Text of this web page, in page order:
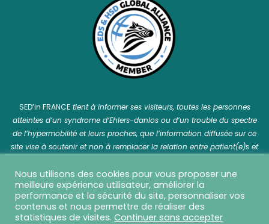
SED’in FRANCEtient à informer ses visiteurs, toutes les personnes
atteintes d’un syndrome d’Ehlers-danlos ou d’un trouble du spectre
de l’hypermobilité et leurs proches, que l’information diffusée sur ce
site vise à soutenir et non à remplacer la relation entre patient(e)s et
Nous utilisons des cookies pour vous proposer une
meilleure expérience utilisateur, améliorer la
performance et la sécurité du site, personnaliser vos
contenus et nous permettre de réaliser des
statistiques de visites. Continuer sans accepter